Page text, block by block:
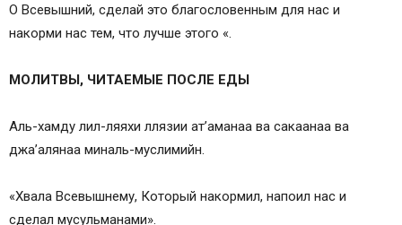
О Всевышний, сделай это благословенным для нас и
накорми нас тем, что лучше этого «.
МОЛИТВЫ, ЧИТАЕМЫЕ ПОСЛЕ ЕДЫ
Аль-хамду лил-ляяхи ллязии ат’аманаа ва сакаанаа ва
джа’алянаа миналь-муслимийн.
«Хвала Всевышнему, Который накормил, напоил нас и
сделал мусульманами».